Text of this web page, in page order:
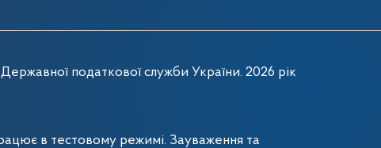
Державної податкової служби України. 2026 рік
в тестовому режимі. Зауваження та